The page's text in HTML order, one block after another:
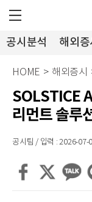
공시분석 해외증
HOME > 해외증시
SOLSTICE
리먼트 솔루
공시팀 / 입력 : 2026-07-